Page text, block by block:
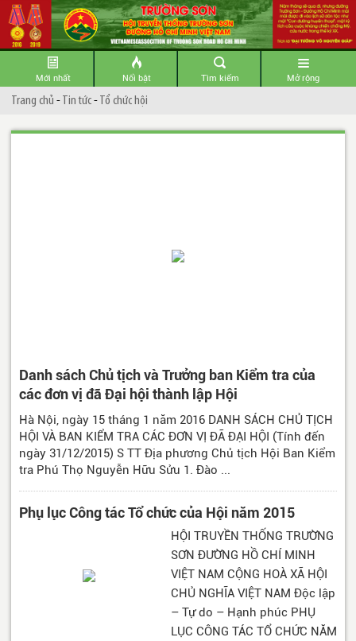
Mới nhất Nổi bật Tìm kiếm Mở rộng
Trang chủ -Tin tức-Tổ chức hội
Danh sách Chủ tịch và Trưởng ban Kiểm tra của
các đơn vị đã Đại hội thành lập Hội
Hà Nội, ngày 15 tháng 1 năm 2016 DANH SÁCH CHỦ TỊCH
HỘI VÀ BAN KIỂM TRA CÁC ĐƠN VỊ ĐÃ ĐẠI HỘI (Tính đến
ngày 31/12/2015) S TT Địa phương Chủ tịch Hội Ban Kiểm
tra Phú Thọ Nguyễn Hữu Sửu 1. Đào ...
Phụ lục Công tác Tổ chức của Hội năm 2015
HỘI TRUYỀN THỐNG TR­ƯỜNG
SƠN ĐƯ­ỜNG HỒ CHÍ MINH
VIỆT NAM CỘNG HOÀ XÃ HỘI
CHỦ NGHĨA VIỆT NAM Độc lập
– Tự do – Hạnh phúc PHỤ
LỤC CÔNG TÁC TỔ CHỨC NĂM